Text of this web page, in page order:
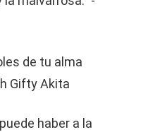
de tu alma
Gifty Akita
haber a la